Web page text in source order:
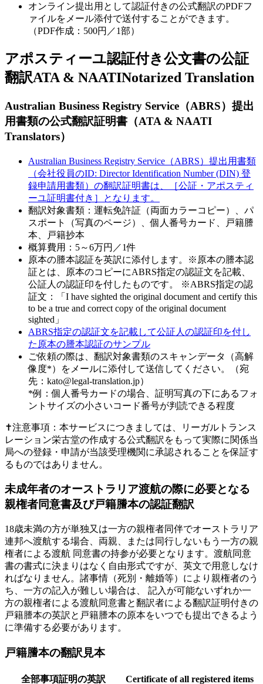
オンライン提出用として認証付きの公式翻訳のPDFフ
ァイルをメール添付で送付することができます。
（PDF作成：500円／1部）
アポスティーユ認証付き公文書の公証
翻訳ATA & NAATINotarized Translation
Australian Business Registry Service（ABRS）提出
用書類の公式翻訳証明書（ATA & NAATI
Translators）
Australian Business Registry Service（ABRS）提出用書類
（会社役員のID: Director Identification Number (DIN) 登
録申請用書類）の翻訳証明書は、［公証・アポスティ
ーユ証明書付き］となります。
翻訳対象書類：運転免許証（両面カラーコピー）、パ
スポート（写真のページ）、個人番号カード、戸籍謄
本、戸籍抄本
概算費用：5～6万円／1件
原本の謄本認証を英訳に添付します。※原本の謄本認
証とは、原本のコピーにABRS指定の認証文を記載、
公証人の認証印を付したものです。 ※ABRS指定の認
証文：「I have sighted the original document and certify this
to be a true and correct copy of the original document
sighted」
ABRS指定の認証文を記載して公証人の認証印を付し
た原本の謄本認証のサンプル
ご依頼の際は、翻訳対象書類のスキャンデータ（高解
像度*）をメールに添付して送信してください。（宛
先：kato@legal-translation.jp）
*例：個人番号カードの場合、証明写真の下にあるフォ
ントサイズの小さいコード番号が判読できる程度
✝注意事項：本サービスにつきましては、リーガルトランス
レーション栄古堂の作成する公式翻訳をもって実際に関係当
局への登録・申請が当該受理機関に承認されることを保証す
るものではありません。
未成年者のオーストラリア渡航の際に必要となる
親権者同意書及び戸籍謄本の認証翻訳
18歳未満の方が単独又は一方の親権者同伴でオーストラリア
連邦へ渡航する場合、両親、または同行しないもう一方の親
権者による渡航 同意書の持参が必要となります。渡航同意
書の書式に決まりはなく自由形式ですが、英文で用意しなけ
ればなりません。諸事情（死別・離婚等）により親権者のう
ち、一方の記入が難しい場合は、 記入が可能ないずれか一
方の親権者による渡航同意書と翻訳者による翻訳証明付きの
戸籍謄本の英訳と戸籍謄本の原本をいつでも提出できるよう
に準備する必要があります。
戸籍謄本の翻訳見本
全部事項証明の英訳 Certificate of all registered items